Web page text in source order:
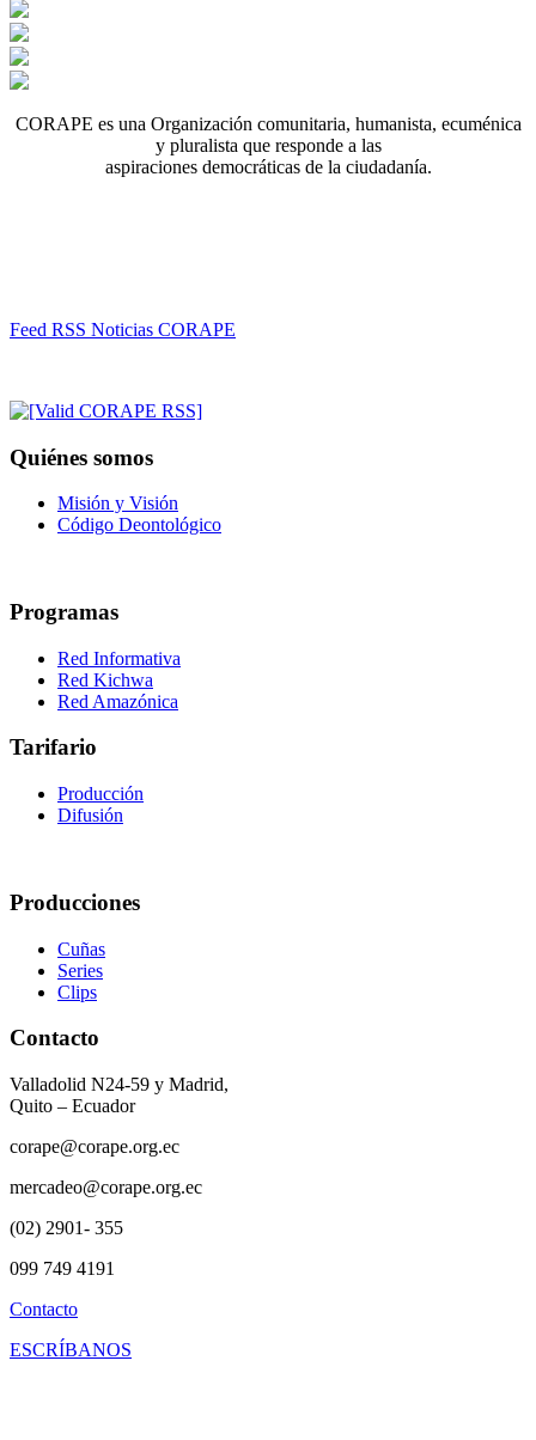
CORAPE es una Organización comunitaria, humanista, ecuménica
y pluralista que responde a las
aspiraciones democráticas de la ciudadanía.
Feed RSS Noticias CORAPE
Quiénes somos
Misión y Visión
Código Deontológico
Programas
Red Informativa
Red Kichwa
Red Amazónica
Tarifario
Producción
Difusión
Producciones
Cuñas
Series
Clips
Contacto
Valladolid N24-59 y Madrid,
Quito – Ecuador
corape@corape.org.ec
mercadeo@corape.org.ec
(02) 2901- 355
099 749 4191
Contacto
ESCRÍBANOS